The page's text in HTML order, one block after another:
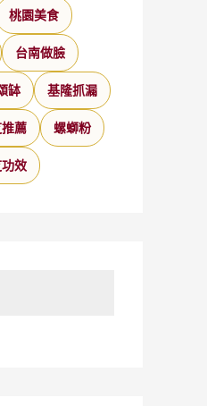
桃園美食
台南做臉
缽 基隆抓漏
薦 螺螄粉
效